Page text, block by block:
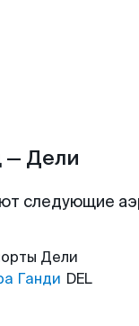
— Дели
следующие
Дели
Ганди DEL